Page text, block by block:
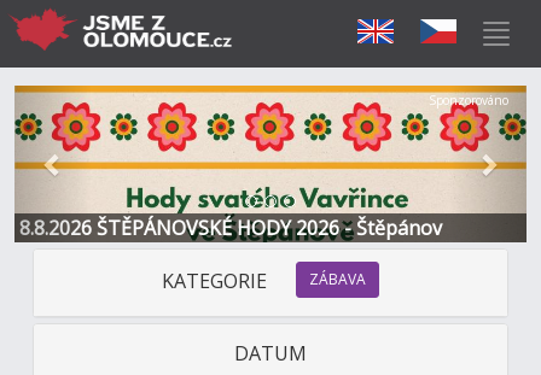
8.8.2026 ŠTĚPÁNOVSKÉ HODY 2026 - Štěpánov
Předchozí Další
Sponzorováno
KATEGORIE ZÁBAVA
DATUM